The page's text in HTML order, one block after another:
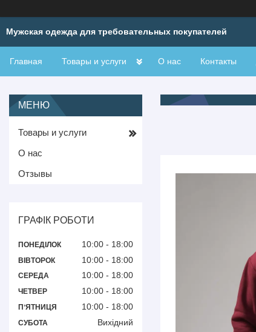
Мужская одежда для требовательных покупателей
Главная Товары и услуги О нас Контакты
Товары и услуги
О нас
Отзывы
ГРАФІК РОБОТИ
ПОНЕДІЛОК 10:00 18:00
ВІВТОРОК 10:00 18:00
СЕРЕДА 10:00 18:00
ЧЕТВЕР 10:00 18:00
ПʼЯТНИЦЯ 10:00 18:00
СУБОТА Вихідний